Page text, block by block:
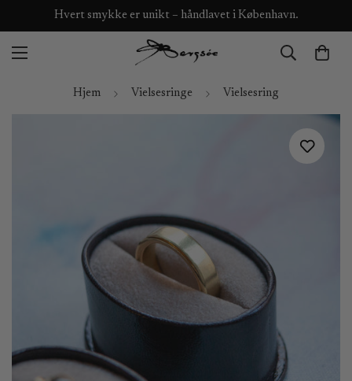
Hvert smykke er unikt – håndlavet i København.
Hjem Vielsesringe Vielsesring